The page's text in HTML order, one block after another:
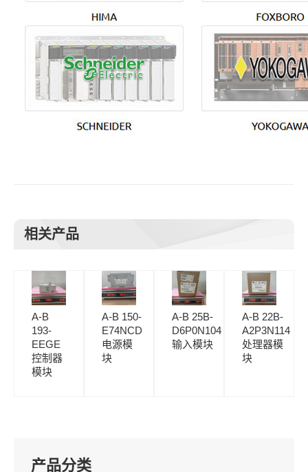
相关产品
A-B
193-
EEGE
控制器
模块
A-B 150-
E74NCD
电源模
块
A-B 25B-
D6P0N104
输入模块
A-B 22B-
A2P3N114
处理器模
块
产品分类